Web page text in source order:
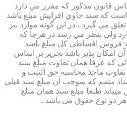
قانون مذكور كه مقرر مي دارد
كه سند حاوي افزايش مبلغ باشد
مي گيرد ، در اين گونه موارد نيز
ولي بنظر مي رسد در هرجا كه
فروش اقساطي كل مبلغ باشد
امكان پذير باشد تحرير بر اساس
كه عرفا همان تفاوت مبلغ سند
ماخذ محاسبه حق الثبت و
متمم كه بموجب آن مبلغ سند قبلي
مييابد طبعا مبلغ سند همان مبلغ
هر دو نوع حقوق می باشد .